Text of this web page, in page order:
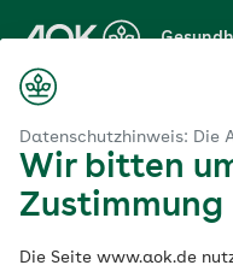
Datenschutzhinweis: Die
Wir bitten
Zustimmung
Die Seite www.aok.de
Hauptinhalt
springen